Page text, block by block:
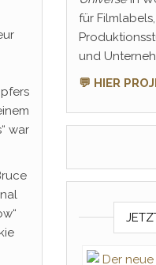
war
für Filmlabels,
und
💬 HIER